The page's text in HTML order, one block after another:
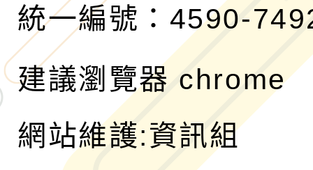
統一編號：4590-
建議瀏覽器 chrome
網站維護:資訊組